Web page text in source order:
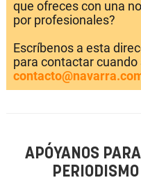
que ofreces con una
por profesionales?
Escríbenos a esta
para contactar cuando
APÓYANOS